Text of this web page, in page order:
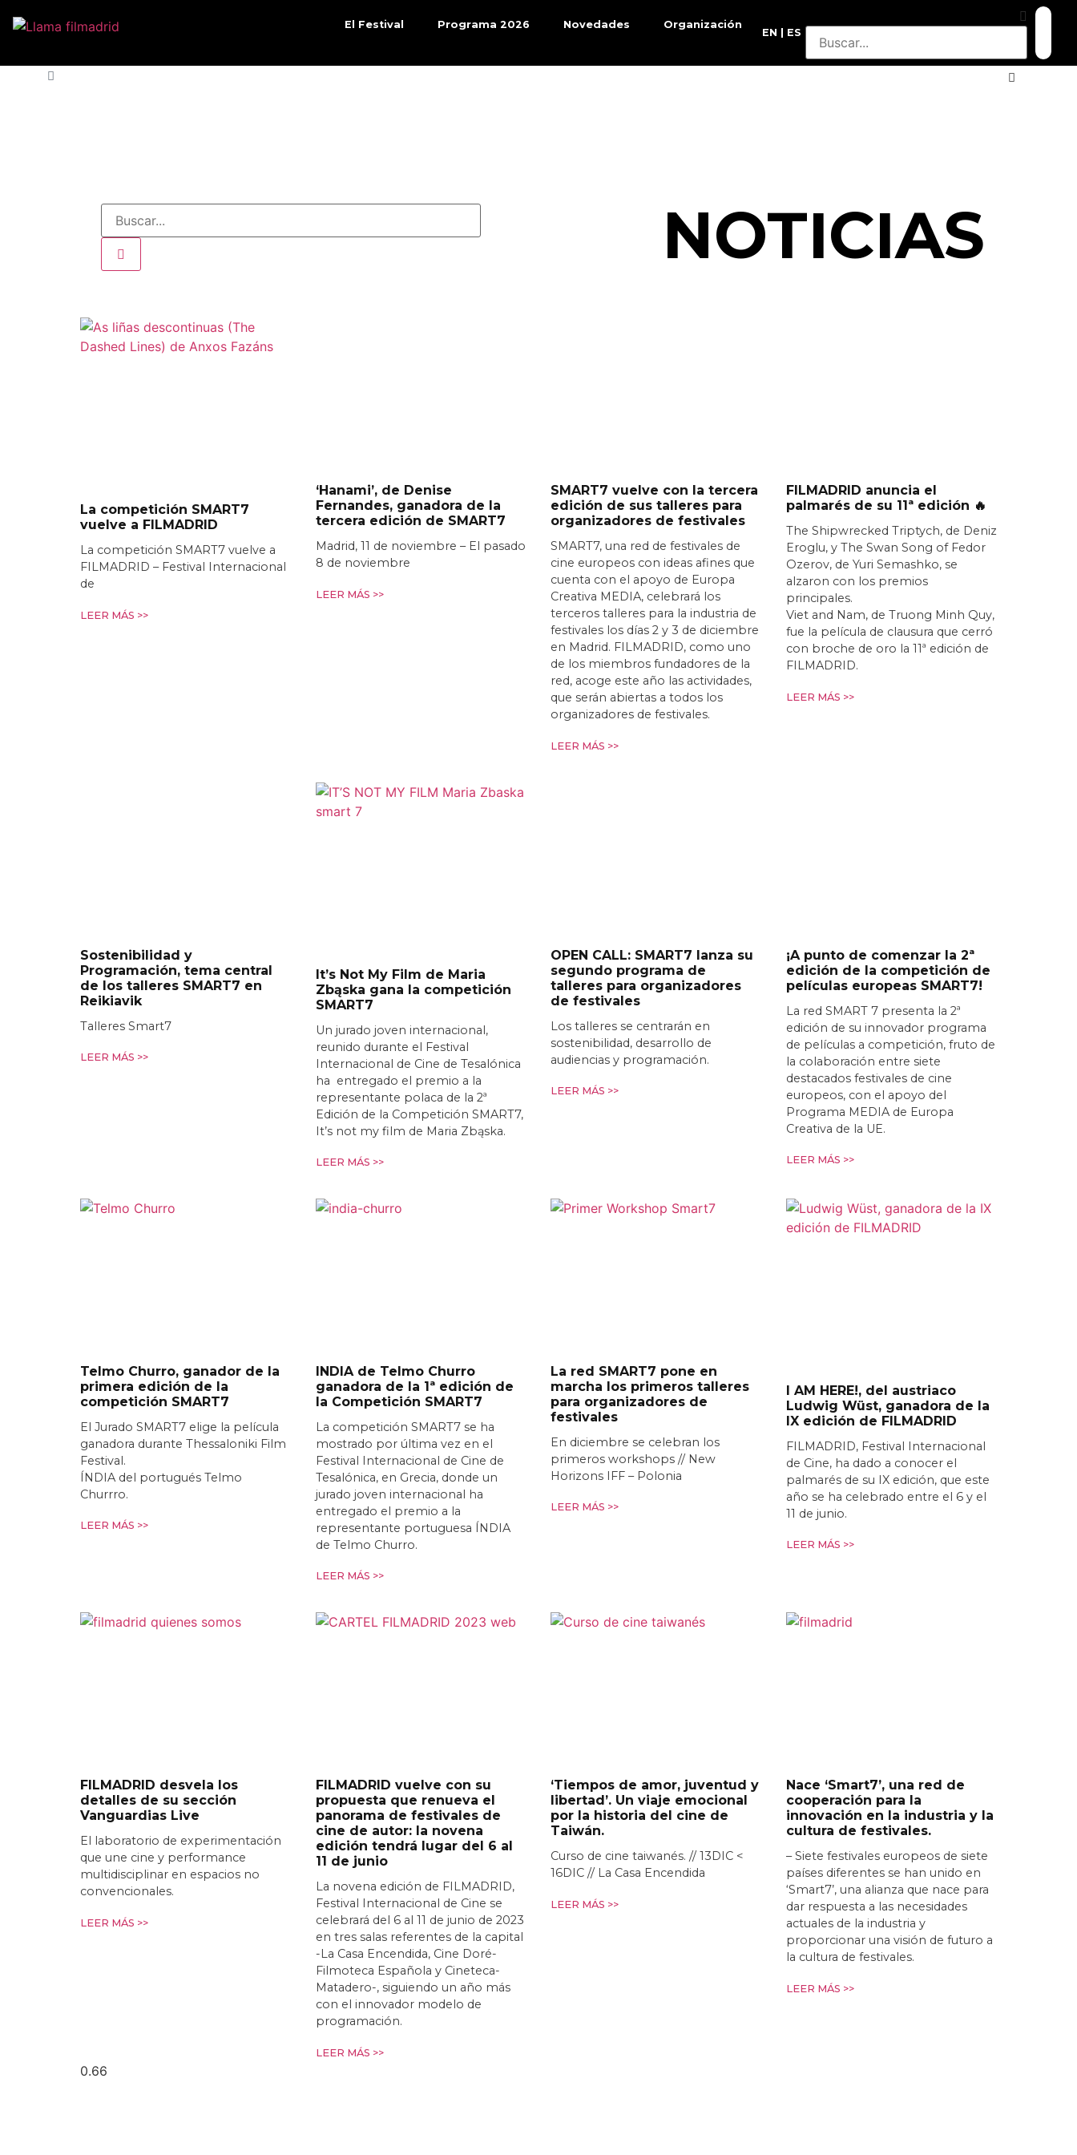
El Festival Programa 2026 Novedades Organización
EN ES
NOTICIAS
La competición SMART7
vuelve a FILMADRID
La competición SMART7 vuelve a
FILMADRID – Festival Internacional
de
LEER MÁS >>
‘Hanami’, de Denise
Fernandes, ganadora de la
tercera edición de SMART7
Madrid, 11 de noviembre – El pasado
8 de noviembre
LEER MÁS >>
SMART7 vuelve con la tercera
edición de sus talleres para
organizadores de festivales
SMART7, una red de festivales de
cine europeos con ideas afines que
cuenta con el apoyo de Europa
Creativa MEDIA, celebrará los
terceros talleres para la industria de
festivales los días 2 y 3 de diciembre
en Madrid. FILMADRID, como uno
de los miembros fundadores de la
red, acoge este año las actividades,
que serán abiertas a todos los
organizadores de festivales.
LEER MÁS >>
FILMADRID anuncia el
palmarés de su 11ª edición 🔥
The Shipwrecked Triptych, de Deniz
Eroglu, y The Swan Song of Fedor
Ozerov, de Yuri Semashko, se
alzaron con los premios
principales.
Viet and Nam, de Truong Minh Quy,
fue la película de clausura que cerró
con broche de oro la 11ª edición de
FILMADRID.
LEER MÁS >>
Sostenibilidad y
Programación, tema central
de los talleres SMART7 en
Reikiavik
Talleres Smart7
LEER MÁS >>
It’s Not My Film de Maria
Zbąska gana la competición
SMART7
Un jurado joven internacional,
reunido durante el Festival
Internacional de Cine de Tesalónica
ha entregado el premio a la
representante polaca de la 2ª
Edición de la Competición SMART7,
It’s not my film de Maria Zbąska.
LEER MÁS >>
OPEN CALL: SMART7 lanza su
segundo programa de
talleres para organizadores
de festivales
Los talleres se centrarán en
sostenibilidad, desarrollo de
audiencias y programación.
LEER MÁS >>
¡A punto de comenzar la 2ª
edición de la competición de
películas europeas SMART7!
La red SMART 7 presenta la 2ª
edición de su innovador programa
de películas a competición, fruto de
la colaboración entre siete
destacados festivales de cine
europeos, con el apoyo del
Programa MEDIA de Europa
Creativa de la UE.
LEER MÁS >>
Telmo Churro, ganador de la
primera edición de la
competición SMART7
El Jurado SMART7 elige la película
ganadora durante Thessaloniki Film
Festival.
ÍNDIA del portugués Telmo
Churrro.
LEER MÁS >>
INDIA de Telmo Churro
ganadora de la 1ª edición de
la Competición SMART7
La competición SMART7 se ha
mostrado por última vez en el
Festival Internacional de Cine de
Tesalónica, en Grecia, donde un
jurado joven internacional ha
entregado el premio a la
representante portuguesa ÍNDIA
de Telmo Churro.
LEER MÁS >>
La red SMART7 pone en
marcha los primeros talleres
para organizadores de
festivales
En diciembre se celebran los
primeros workshops // New
Horizons IFF – Polonia
LEER MÁS >>
I AM HERE!, del austriaco
Ludwig Wüst, ganadora de la
IX edición de FILMADRID
FILMADRID, Festival Internacional
de Cine, ha dado a conocer el
palmarés de su IX edición, que este
año se ha celebrado entre el 6 y el
11 de junio.
LEER MÁS >>
FILMADRID desvela los
detalles de su sección
Vanguardias Live
El laboratorio de experimentación
que une cine y performance
multidisciplinar en espacios no
convencionales.
LEER MÁS >>
FILMADRID vuelve con su
propuesta que renueva el
panorama de festivales de
cine de autor: la novena
edición tendrá lugar del 6 al
11 de junio
La novena edición de FILMADRID,
Festival Internacional de Cine se
celebrará del 6 al 11 de junio de 2023
en tres salas referentes de la capital
-La Casa Encendida, Cine Doré-
Filmoteca Española y Cineteca-
Matadero-, siguiendo un año más
con el innovador modelo de
programación.
LEER MÁS >>
‘Tiempos de amor, juventud y
libertad’. Un viaje emocional
por la historia del cine de
Taiwán.
Curso de cine taiwanés. // 13DIC <
16DIC // La Casa Encendida
LEER MÁS >>
Nace ‘Smart7’, una red de
cooperación para la
innovación en la industria y la
cultura de festivales.
– Siete festivales europeos de siete
países diferentes se han unido en
‘Smart7’, una alianza que nace para
dar respuesta a las necesidades
actuales de la industria y
proporcionar una visión de futuro a
la cultura de festivales.
LEER MÁS >>